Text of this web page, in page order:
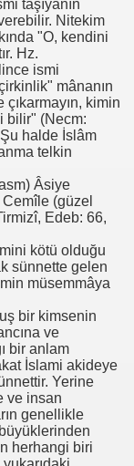
taşıyanın
Nitekim
"O, kendini
Hz.
ismi
mânanın
kimin
bilir" (Necm:
halde İslâm
telkin
Âsiye
(güzel
Edeb: 66,
kötü olduğu
sünnette gelen
müsemmâya
bir kimsenin
ve
bir anlam
İslami akideye
Yerine
ve insan
genellikle
herhangi biri